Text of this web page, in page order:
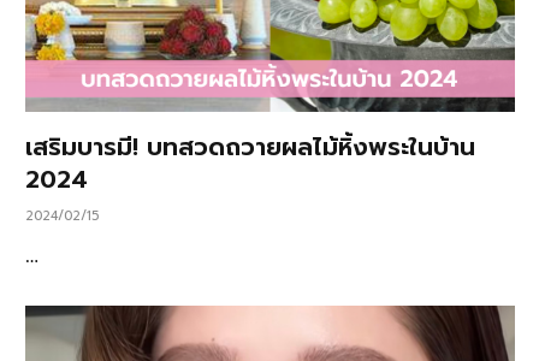
เสริมบารมี! บทสวดถวายผลไม้หิ้งพระในบ้าน
2024
2024/02/15
…